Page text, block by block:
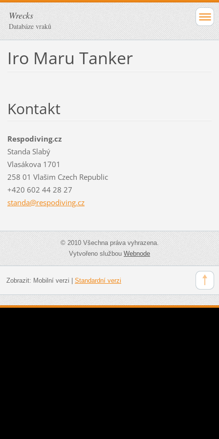
Wrecks
Databáze vraků
Iro Maru Tanker
Kontakt
Respodiving.cz
Standa Slabý
Vlasákova 1701
258 01 Vlašim Czech Republic
+420 602 44 28 27
standa@respodiving.cz
© 2010 Všechna práva vyhrazena.
Vytvořeno službouWebnode
Zobrazit: Mobilní verzi Standardní verzi